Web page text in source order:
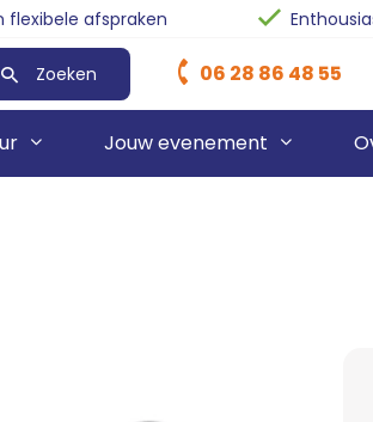
afspraken
Zoeken 06 28 86 48 55
Jouw evenement